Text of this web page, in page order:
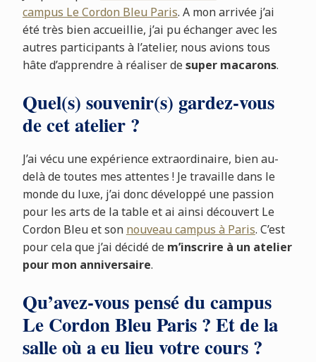
campus Le Cordon Bleu Paris. A mon arrivée j’ai
été très bien accueillie, j’ai pu échanger avec les
autres participants à l’atelier, nous avions tous
hâte d’apprendre à réaliser desuper macarons.
Quel(s) souvenir(s) gardez-vous
de cet atelier ?
J’ai vécu une expérience extraordinaire, bien au-
delà de toutes mes attentes ! Je travaille dans le
monde du luxe, j’ai donc développé une passion
pour les arts de la table et ai ainsi découvert Le
Cordon Bleu et son nouveau campus à Paris. C’est
pour cela que j’ai décidé de m’inscrire à un atelier
pour mon anniversaire.
Qu’avez-vous pensé du campus
Le Cordon Bleu Paris ? Et de la
salle où a eu lieu votre cours ?